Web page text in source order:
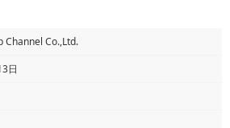
Channel Co.,Ltd.
日